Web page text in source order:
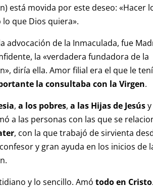
está movida por este deseo: «Hacer
que Dios quiera».
advocación de la Inmaculada, fue
la «verdadera fundadora de la
diría ella. Amor filial era el que le
la consultaba con la Virgen.
, a los pobres, a las Hijas de Jesúsy
a las personas con las que se
, con la que trabajó de sirvienta
y gran ayuda en los inicios de
y lo sencillo. Amó todo en Cristo.